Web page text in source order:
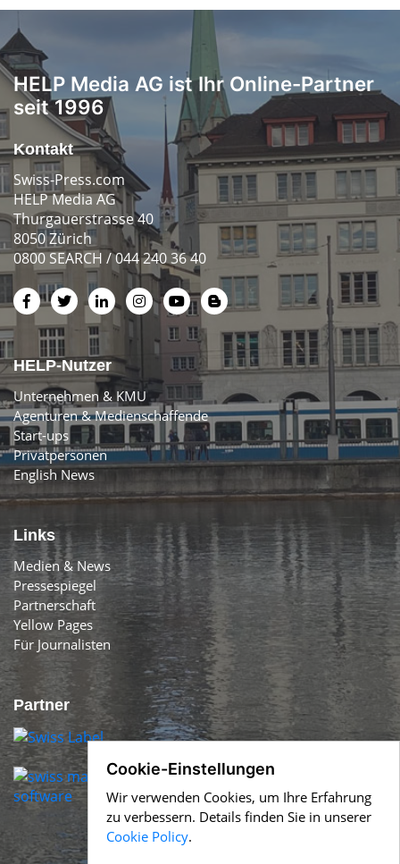
HELP Media AG ist Ihr Online-Partner
seit 1996
Kontakt
Swiss-Press.com
HELP Media AG
Thurgauerstrasse 40
8050 Zürich
0800 SEARCH / 044 240 36 40
HELP-Nutzer
Unternehmen & KMU
Agenturen & Medienschaffende
Start-ups
Privatpersonen
English News
Links
Medien & News
Pressespiegel
Partnerschaft
Yellow Pages
Für Journalisten
Partner
Cookie-Einstellungen
Wir verwenden Cookies, um Ihre Erfahrung
zu verbessern. Details finden Sie in unserer
Cookie Policy.